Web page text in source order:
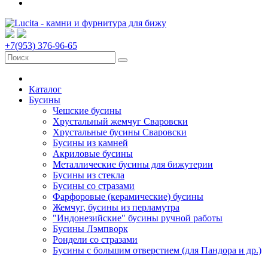
+7(953) 376-96-65
Каталог
Бусины
Чешские бусины
Хрустальный жемчуг Сваровски
Хрустальные бусины Сваровски
Бусины из камней
Акриловые бусины
Металлические бусины для бижутерии
Бусины из стекла
Бусины со стразами
Фарфоровые (керамические) бусины
Жемчуг, бусины из перламутра
"Индонезийские" бусины ручной работы
Бусины Лэмпворк
Рондели со стразами
Бусины с большим отверстием (для Пандора и др.)